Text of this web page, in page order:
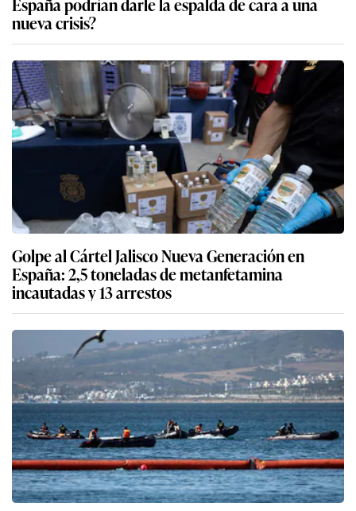
nueva crisis?
Golpe al Cártel Jalisco Nueva Generación en
España: 2,5 toneladas de metanfetamina
incautadas y 13 arrestos